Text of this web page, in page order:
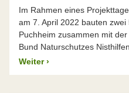
Im Rahmen eines
am 7. April 2022 bauten
Puchheim zusammen mit
Bund Naturschutzes
Weiter ›